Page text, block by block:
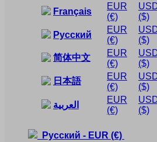
Français
EUR
(€)
($)
Русский
EUR
(€)
($)
简体中文
EUR
(€)
($)
日本語
EUR
(€)
($)
العربية
EUR
(€)
($)
Русский - EUR (€)